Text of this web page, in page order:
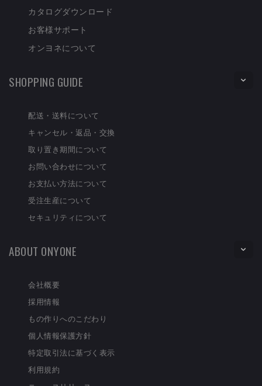
カタログダウンロード
お客様サポート
オンヨネについて
SHOPPING GUIDE
配送・送料について
キャンセル・返品・交換
取り置き期間について
お問い合わせについて
お支払い方法について
受注生産について
セキュリティについて
ABOUT ONYONE
会社概要
採用情報
もの作りへのこだわり
個人情報保護方針
特定取引法に基づく表示
利用規約